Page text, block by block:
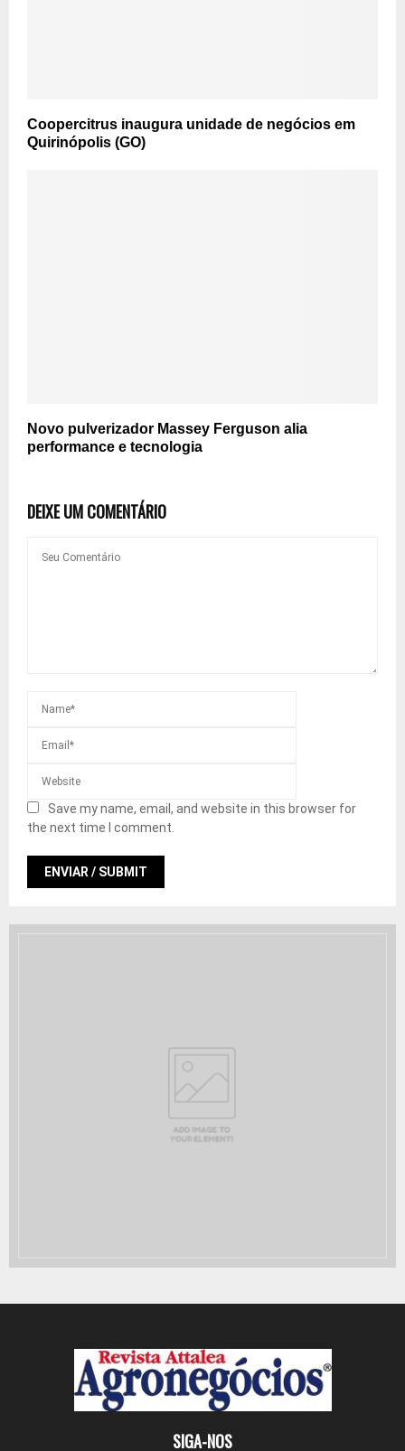
Coopercitrus inaugura unidade de negócios em
Quirinópolis (GO)
Novo pulverizador Massey Ferguson alia
performance e tecnologia
DEIXE UM COMENTÁRIO
Save my name, email, and website in this browser for
the next time I comment.
SIGA-NOS